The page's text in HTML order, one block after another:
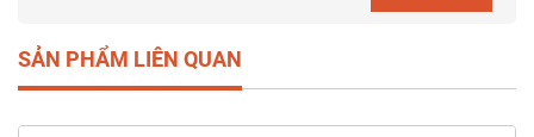
SẢN PHẨM LIÊN QUAN